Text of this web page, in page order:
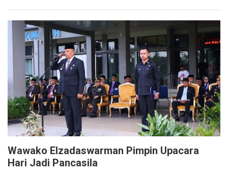
Wawako Elzadaswarman Pimpin Upacara
Hari Jadi Pancasila